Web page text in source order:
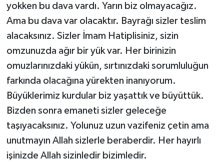
yokken bu dava vardı. Yarın biz olmayacağız.
Ama bu dava var olacaktır. Bayrağı sizler teslim
alacaksınız. Sizler İmam Hatiplisiniz, sizin
omzunuzda ağır bir yük var. Her birinizin
omuzlarınızdaki yükün, sırtınızdaki sorumluluğun
farkında olacağına yürekten inanıyorum.
Büyüklerimiz kurdular biz yaşattık ve büyüttük.
Bizden sonra emaneti sizler geleceğe
taşıyacaksınız. Yolunuz uzun vazifeniz çetin ama
unutmayın Allah sizlerle beraberdir. Her hayırlı
işinizde Allah sizinledir bizimledir.